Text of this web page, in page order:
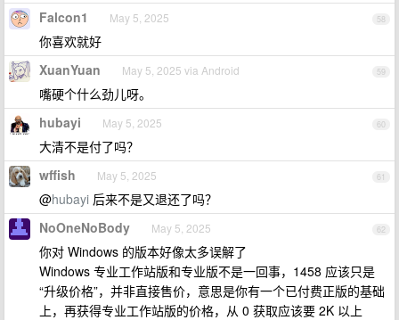
58
Falcon1 May 5, 2025
你喜欢就好
59
XuanYuan May 5, 2025 via Android
嘴硬个什么劲儿呀。
60
hubayi May 5, 2025
大清不是付了吗？
61
wffish May 5, 2025
@hubayi 后来不是又退还了吗？
62
NoOneNoBody May 5, 2025
你对 Windows 的版本好像太多误解了
Windows 专业工作站版和专业版不是一回事，1458 应该只是
“升级价格”，并非直接售价，意思是你有一个已付费正版的基础
上，再获得专业工作站版的价格，从 0 获取应该要 2K 以上